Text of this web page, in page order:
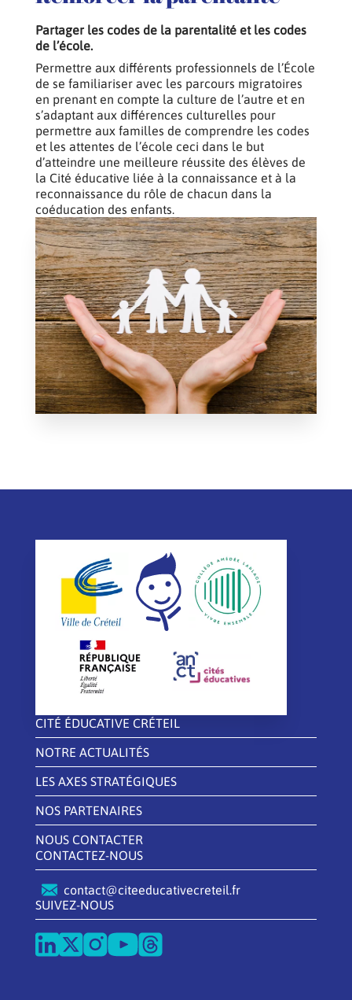
Partager les codes de la parentalité et les codes
de l’école.
Permettre aux différents professionnels de l’École
de se familiariser avec les parcours migratoires
en prenant en compte la culture de l’autre et en
s’adaptant aux différences culturelles pour
permettre aux familles de comprendre les codes
et les attentes de l’école ceci dans le but
d’atteindre une meilleure réussite des élèves de
la Cité éducative liée à la connaissance et à la
reconnaissance du rôle de chacun dans la
coéducation des enfants.
CITÉ ÉDUCATIVE CRÉTEIL
NOTRE ACTUALITÉS
LES AXES STRATÉGIQUES
NOS PARTENAIRES
NOUS CONTACTER
CONTACTEZ-NOUS
contact@citeeducativecreteil.fr
SUIVEZ-NOUS